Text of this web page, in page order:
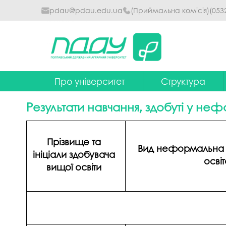
pdau@pdau.edu.ua (Приймальна комісія)
Про університет
Почесні професори
Досягнення
Сталий розвиток
Структура
Наглядова рада
Ректорат
Факультети та
Результати навчання, здобуті у
Прізвище та
ініціали здобувача
вищої освіти
Вид